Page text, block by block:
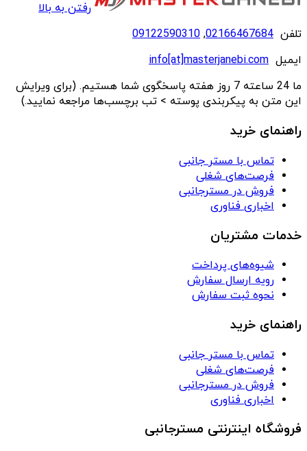
رفتن به بالا
تلفن 02166467684
,
09122590310
ایمیل info[at]masterjanebi.com
ما 24 ساعته 7 روز هفته پاسخگوی شما هستیم. (برای ویرایش
این متن به پیکربندی پوسته > تب برچسب‌ها مراجعه نمایید.)
راهنمای خرید
تماس با مستر جانبی
فرصت‌های شغلی
فروش در مسترجانبی
اخباری فناوری
خدمات مشتریان
شیوه‌های پرداخت
رویه ارسال سفارش
نحوه ثبت سفارش
راهنمای خرید
تماس با مستر جانبی
فرصت‌های شغلی
فروش در مسترجانبی
اخباری فناوری
فروشگاه اینترنتی مسترجانبی